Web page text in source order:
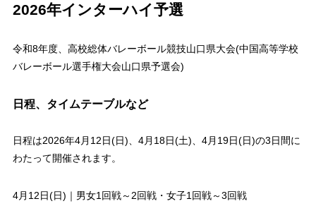
2026年インターハイ予選
令和8年度、高校総体バレーボール競技山口県大会(中国高等学校
バレーボール選手権大会山口県予選会)
日程、タイムテーブルなど
日程は2026年4月12日(日)、4月18日(土)、4月19日(日)の3日間に
わたって開催されます。
4月12日(日)｜男女1回戦～2回戦・女子1回戦～3回戦